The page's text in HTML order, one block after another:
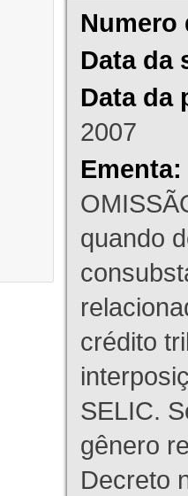
Numero
Data da
Data da
2007
Ementa:
quando
crédito
SELIC.
gênero
Decreto